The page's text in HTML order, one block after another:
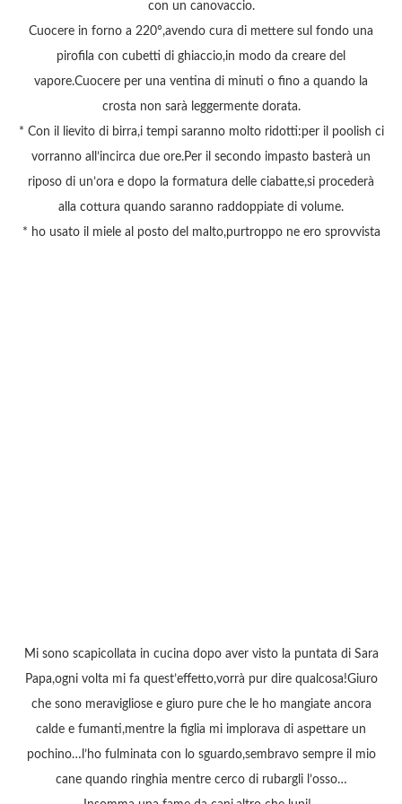
con un canovaccio.
Cuocere in forno a 220°,avendo cura di mettere sul fondo una
pirofila con cubetti di ghiaccio,in modo da creare del
vapore.Cuocere per una ventina di minuti o fino a quando la
crosta non sarà leggermente dorata.
* Con il lievito di birra,i tempi saranno molto ridotti:per il poolish ci
vorranno all’incirca due ore.Per il secondo impasto basterà un
riposo di un’ora e dopo la formatura delle ciabatte,si procederà
alla cottura quando saranno raddoppiate di volume.
* ho usato il miele al posto del malto,purtroppo ne ero sprovvista
Mi sono scapicollata in cucina dopo aver visto la puntata di Sara
Papa,ogni volta mi fa quest’effetto,vorrà pur dire qualcosa!Giuro
che sono meravigliose e giuro pure che le ho mangiate ancora
calde e fumanti,mentre la figlia mi implorava di aspettare un
pochino…l’ho fulminata con lo sguardo,sembravo sempre il mio
cane quando ringhia mentre cerco di rubargli l’osso…